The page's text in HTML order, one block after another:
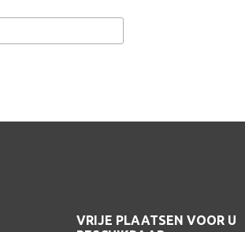
VRIJE PLAATSEN VOOR U